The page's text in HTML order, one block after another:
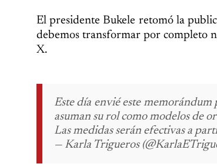
El presidente Bukele retomó la
debemos transformar por completo
X.
Este día envié este memorándum
asuman su rol como modelos de
Las medidas serán efectivas a
— Karla Trigueros